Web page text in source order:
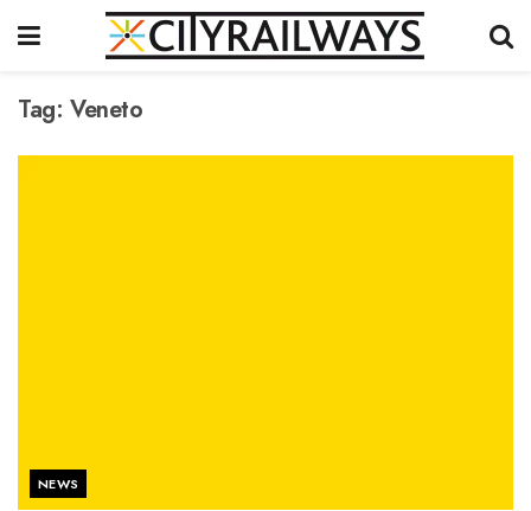
Tag: Veneto
NEWS